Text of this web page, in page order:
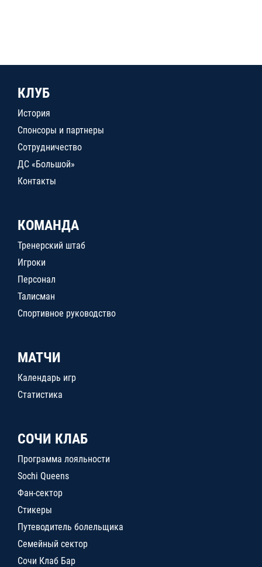
КЛУБ
История
Спонсоры и партнеры
Сотрудничество
ДС «Большой»
Контакты
КОМАНДА
Тренерский штаб
Игроки
Персонал
Талисман
Спортивное руководство
МАТЧИ
Календарь игр
Статистика
СОЧИ КЛАБ
Программа лояльности
Sochi Queens
Фан-сектор
Стикеры
Путеводитель болельщика
Семейный сектор
Сочи Клаб Бар